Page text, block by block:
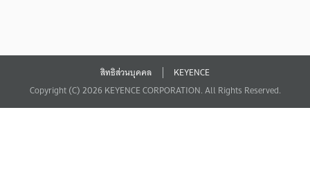
สิทธิส่วนบุคคล
KEYENCE
Copyright (C) 2026 KEYENCE CORPORATION. All Rights Reserved.